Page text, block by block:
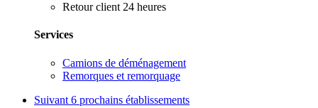
Retour client 24 heures
Services
Camions de déménagement
Remorques et remorquage
Suivant 6 prochains établissements